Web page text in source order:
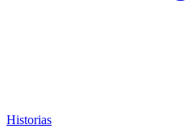
Historias